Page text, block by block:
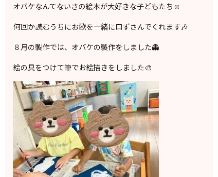
オバケなんてないさの絵本が大好きな子どもたち☺️
何回か読むうちにお歌を一緒に口ずさんでくれます🎶
８月の製作では、オバケの製作をしました👻
絵の具をつけて筆でお絵描きをしました🎨